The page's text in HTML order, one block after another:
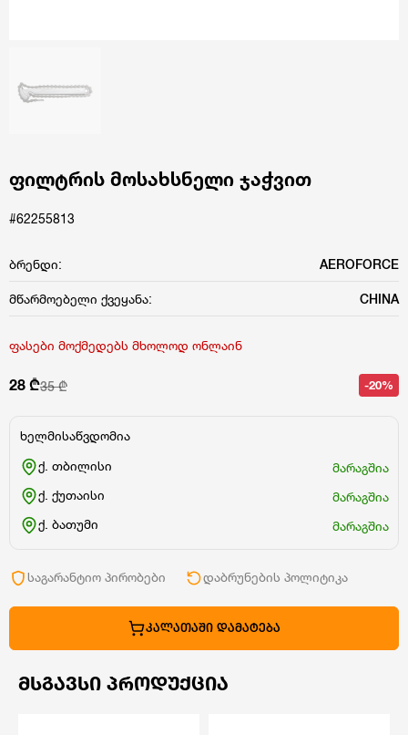
ფილტრის მოსახსნელი ჯაჭვით
#62255813
ბრენდი: AEROFORCE
მწარმოებელი ქვეყანა: CHINA
ფასები მოქმედებს მხოლოდ ონლაინ
28 ₾35 ₾ -20%
ხელმისაწვდომია
ქ. თბილისი
მარაგშია
ქ. ქუთაისი
მარაგშია
ქ. ბათუმი
მარაგშია
საგარანტიო პირობები დაბრუნების პოლიტიკა
ᲙᲐᲚᲐᲗᲐᲨᲘ ᲓᲐᲛᲐᲢᲔᲑᲐ
ᲛᲡᲒᲐᲕᲡᲘ ᲞᲠᲝᲓᲣᲥᲪᲘᲐ